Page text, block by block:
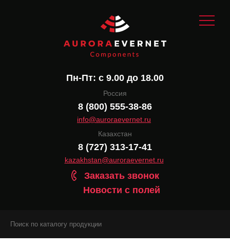
Пн-Пт: с 9.00 до 18.00
Россия
8 (800) 555-38-86
info@auroraevernet.ru
Казахстан
8 (727) 313-17-41
kazakhstan@auroraevernet.ru
Заказать звонок
Новости с полей